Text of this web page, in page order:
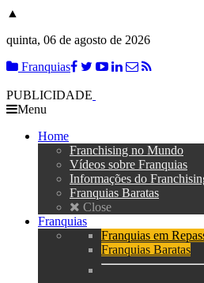
▲
quinta, 06 de agosto de 2026
Franquias
PUBLICIDADE
Menu
Home
Franchising no Mundo
Vídeos sobre Franquias
Informações do
Franquias Baratas
Close
Franquias
Franquias em
Franquias Baratas